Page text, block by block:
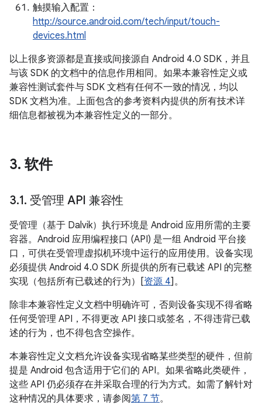
触摸输入配置：
http://source.android.com/tech/input/touch-
devices.html
以上很多资源都是直接或间接源自 Android 4.0 SDK，并且
与该 SDK 的文档中的信息作用相同。如果本兼容性定义或
兼容性测试套件与 SDK 文档有任何不一致的情况，均以
SDK 文档为准。上面包含的参考资料内提供的所有技术详
细信息都被视为本兼容性定义的一部分。
3. 软件
3.1. 受管理 API 兼容性
受管理（基于 Dalvik）执行环境是 Android 应用所需的主要
容器。Android 应用编程接口 (API) 是一组 Android 平台接
口，可供在受管理虚拟机环境中运行的应用使用。设备实现
必须提供 Android 4.0 SDK 所提供的所有已载述 API 的完整
实现（包括所有已载述的行为）[资源 4]。
除非本兼容性定义文档中明确许可，否则设备实现不得省略
任何受管理 API，不得更改 API 接口或签名，不得违背已载
述的行为，也不得包含空操作。
本兼容性定义文档允许设备实现省略某些类型的硬件，但前
提是 Android 包含适用于它们的 API。如果省略此类硬件，
这些 API 仍必须存在并采取合理的行为方式。如需了解针对
这种情况的具体要求，请参阅第 7 节。